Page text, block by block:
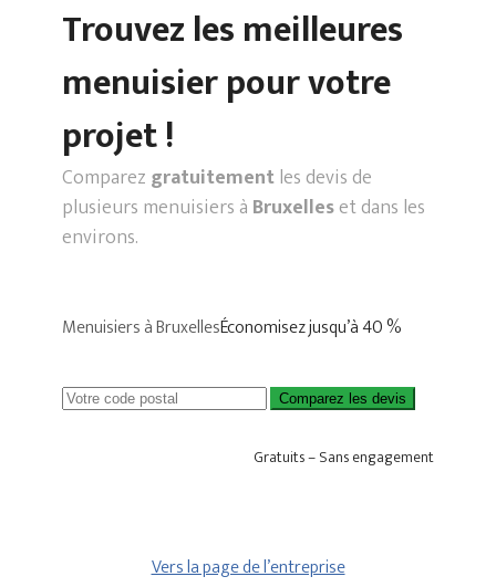
Trouvez les meilleures
menuisier pour votre
projet !
Comparez gratuitementles devis de
plusieurs menuisiers à Bruxelleset dans les
environs.
Menuisiers à BruxellesÉconomisez jusqu’à 40 %
Comparez les devis
Gratuits – Sans engagement
Vers la page de l’entreprise